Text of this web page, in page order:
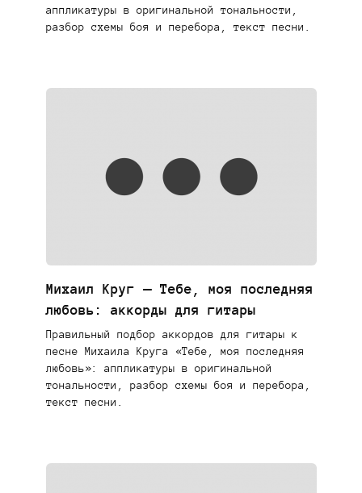
аппликатуры в оригинальной тональности,
разбор схемы боя и перебора, текст песни.
Михаил Круг — Тебе, моя последняя
любовь: аккорды для гитары
Правильный подбор аккордов для гитары к
песне Михаила Круга «Тебе, моя последняя
любовь»: аппликатуры в оригинальной
тональности, разбор схемы боя и перебора,
текст песни.